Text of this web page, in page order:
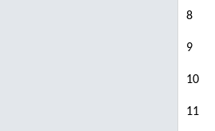
8
9
10
11